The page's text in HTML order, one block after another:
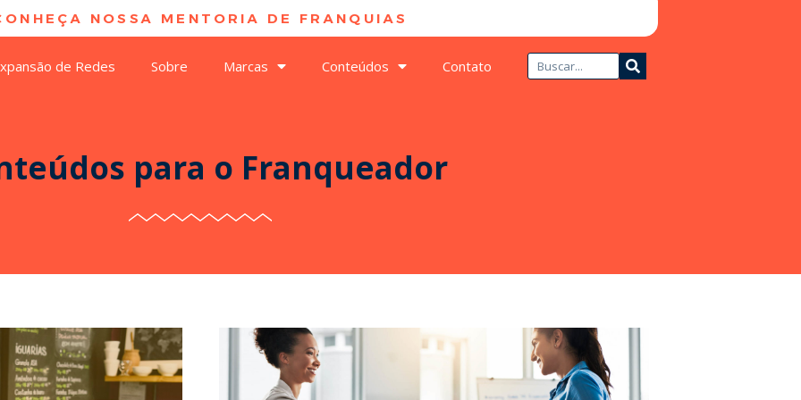
NOSSA MENTORIA DE FRANQUIAS​
de Redes Sobre Marcas Conteúdos Contato
para o Franqueador